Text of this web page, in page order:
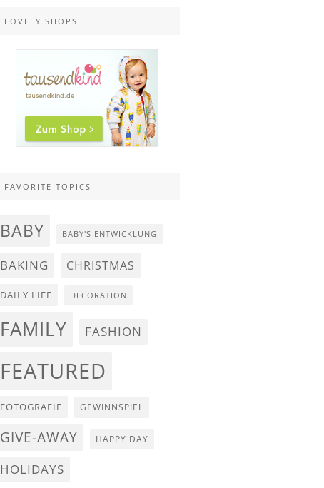
LOVELY SHOPS
FAVORITE TOPICS
BABY BABY'S ENTWICKLUNG
BAKING CHRISTMAS
DAILY LIFE DECORATION
FAMILY FASHION
FEATURED
FOTOGRAFIE GEWINNSPIEL
GIVE-AWAY HAPPY DAY
HOLIDAYS